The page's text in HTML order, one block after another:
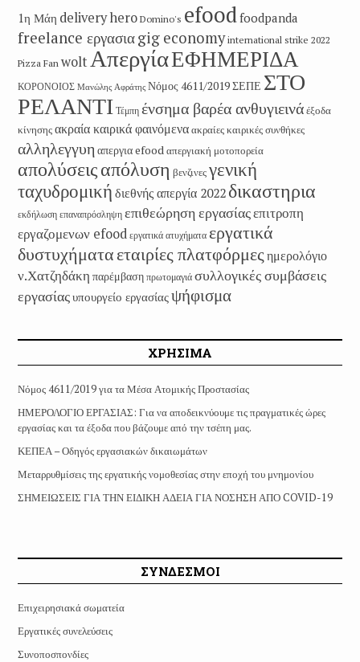
1η Μάη delivery hero Domino's efoodfoodpanda
freelance εργασιαgig economy international strike 2022
Pizza Fan woltΑπεργίαΕΦΗΜΕΡΙΔΑ
ΚΟΡΟΝΟΙΟΣ Μανώλης Αφράτης Νόμος 4611/2019ΣΕΠΕ ΣΤΟ
ΡΕΛΑΝΤΙ Τέμπη ένσημα βαρέα ανθυγιεινάέξοδα
κίνησηςακραία καιρικά φαινόμεναακραίες καιρικές συνθήκες
αλληλεγγυη απεργια efoodαπεργιακή μοτοπορεία
απολύσειςαπόλυση βενζινεςγενική
ταχυδρομική διεθνής απεργία 2022 δικαστηρια
εκδήλωση επαναπρόσληψη επιθεώρηση εργασίαςεπιτροπη
εργαζομενων efood εργατικά ατυχήματα εργατικά
δυστυχήματαεταιρίες πλατφόρμες ημερολόγιο
ν.Χατζηδάκη παρέμβαση πρωτομαγιά συλλογικές συμβάσεις
εργασίαςυπουργείο εργασίαςψήφισμα
ΧΡΗΣΙΜΑ
Νόμος 4611/2019 για τα Μέσα Ατομικής Προστασίας
ΗΜΕΡΟΛΟΓΙΟ ΕΡΓΑΣΙΑΣ: Για να αποδεικνύουμε τις πραγματικές ώρες
εργασίας και τα έξοδα που βάζουμε από την τσέπη μας.
ΚΕΠΕΑ – Οδηγός εργασιακών δικαιωμάτων
Μεταρρυθμίσεις της εργατικής νομοθεσίας στην εποχή του μνημονίου
ΣΗΜΕΙΩΣΕΙΣ ΓΙΑ ΤΗΝ ΕΙΔΙΚΗ ΑΔΕΙΑ ΓΙΑ ΝΟΣΗΣΗ ΑΠΟ COVID-19
ΣΥΝΔΕΣΜΟΙ
Επιχειρησιακά σωματεία
Εργατικές συνελεύσεις
Συνοποσπονδίες